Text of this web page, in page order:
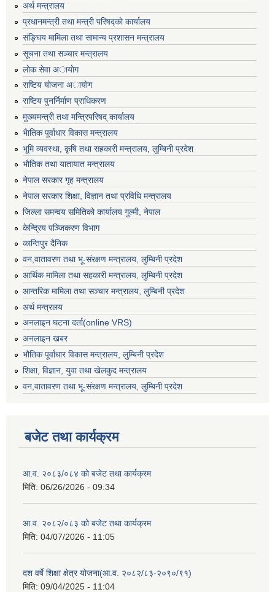
अर्थ मन्त्रालय
प्रधानमन्त्री तथा मन्त्री परिषद्काे कार्यालय
संङ्घिय मामिला तथा सामान्य प्रशासन मन्त्रालय
सूचना तथा सञ्चार मन्त्रालय
लाेक सेवा अायाेग
राष्टिय याेजना अायाेग
राष्टिय पुनर्निर्माण प्राधिकरण
मुख्यमन्त्री तथा मन्त्रिपरिषद् कार्यालय
भैातिक पूर्वाधार विकास मन्त्रालय
भूमि व्यवस्था, कृषि तथा सहकारी मन्त्रालय, लु्म्बिनी प्रदेश
भाैतिक तथा यातायात मन्त्रालय
नेपाल सरकार गृह मन्त्रालय
नेपाल सरकार शिक्षा, विज्ञान तथा प्रविधि मन्त्रालय
जिल्ला समन्वय समितिको कार्यालय गुल्मी, नेपाल
केन्द्रिय पञ्जिकरण विभाग
कान्तिपुर दैनिक
वन,वातावरण तथा भू-संरक्षण मन्त्रालय, लुम्बिनी प्रदेश
आर्थिक मामिला तथा सहकारी मन्त्रालय, लुम्बिनी प्रदेश
आन्तरिक मामिला तथा सञ्चार मन्त्रालय, लुम्बिनी प्रदेश
अर्थ मन्त्रलय
अनलाइन घटना दर्ता(online VRS)
अनलाइन खबर
भौतिक पूर्वाधार विकास मन्त्रालय, लुम्बिनी प्रदेश
शिक्षा, विज्ञान, युवा तथा खेलकुद मन्‍‍त्रालय
वन,वातावरण तथा भू-संरक्षण मन्त्रालय, लुम्बिनी प्रदेश
बजेट तथा कार्यक्रम
आ.व. २०८३/०८४ को बजेट तथा कार्यक्रम
मिति: 06/26/2026 - 09:34
आ.व. २०८२/०८३ को बजेट तथा कार्यक्रम
मिति: 04/07/2026 - 11:05
दश वर्षे शिक्षा क्षेत्र योजना(आ.व. २०८२/८३-२०९०/९१)
मिति: 09/04/2025 - 11:04